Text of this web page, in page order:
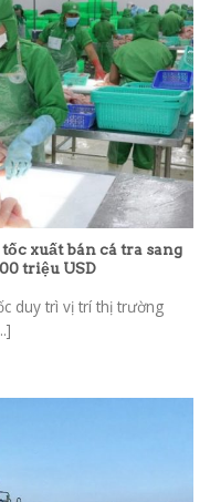
xuất bán cá tra sang
triệu USD
duy trì vị trí thị trường